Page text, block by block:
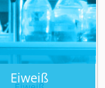
Eiweiß